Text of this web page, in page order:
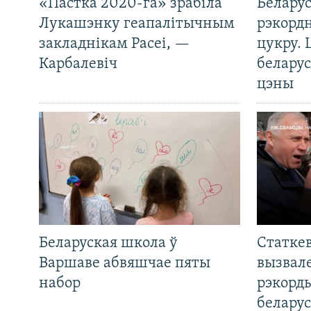
«Пастка 2020-га» зрабіла
Лукашэнку геапалітычным
закладнікам Расеі, —
Карбалевіч
цукру.
цэны
Беларуская школа ў
Варшаве абвяшчае пяты
набор